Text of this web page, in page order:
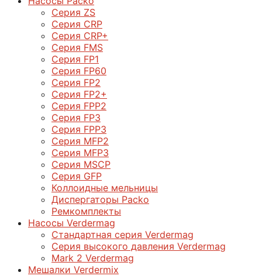
Серия ZS
Серия CRP
Серия CRP+
Серия FMS
Серия FP1
Серия FP60
Серия FP2
Серия FP2+
Серия FPP2
Серия FP3
Серия FPP3
Серия МFP2
Серия МFP3
Серия MSCP
Серия GFP
Коллоидные мельницы
Диспергаторы Packo
Ремкомплекты
Насосы Verdermag
Стандартная серия Verdermag
Серия высокого давления Verdermag
Mark 2 Verdermag
Мешалки Verdermix